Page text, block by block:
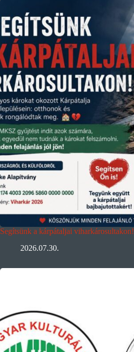
Segítsünk a kárpátaljai viharkárosultakon!
2026.07.30.